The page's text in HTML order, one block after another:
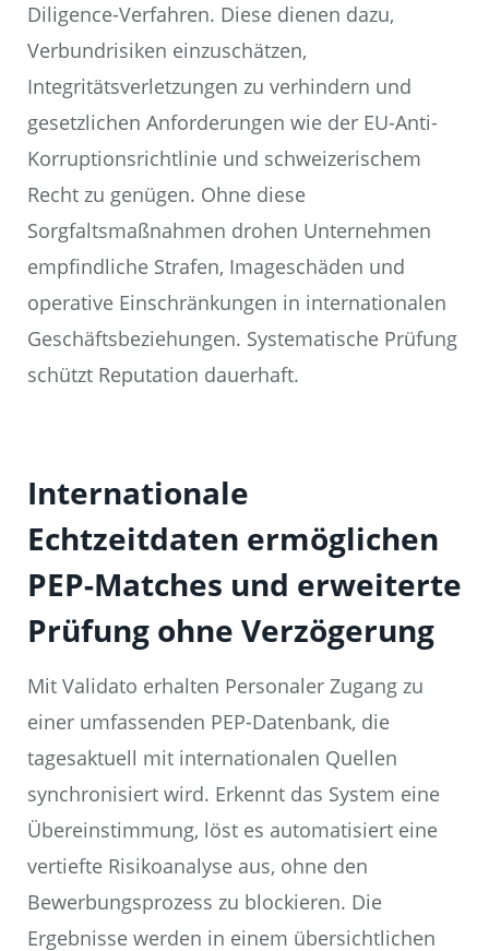
Diligence-Verfahren. Diese dienen dazu,
Verbundrisiken einzuschätzen,
Integritätsverletzungen zu verhindern und
gesetzlichen Anforderungen wie der EU-Anti-
Korruptionsrichtlinie und schweizerischem
Recht zu genügen. Ohne diese
Sorgfaltsmaßnahmen drohen Unternehmen
empfindliche Strafen, Imageschäden und
operative Einschränkungen in internationalen
Geschäftsbeziehungen. Systematische Prüfung
schützt Reputation dauerhaft.
Internationale
Echtzeitdaten ermöglichen
PEP-Matches und erweiterte
Prüfung ohne Verzögerung
Mit Validato erhalten Personaler Zugang zu
einer umfassenden PEP-Datenbank, die
tagesaktuell mit internationalen Quellen
synchronisiert wird. Erkennt das System eine
Übereinstimmung, löst es automatisiert eine
vertiefte Risikoanalyse aus, ohne den
Bewerbungsprozess zu blockieren. Die
Ergebnisse werden in einem übersichtlichen